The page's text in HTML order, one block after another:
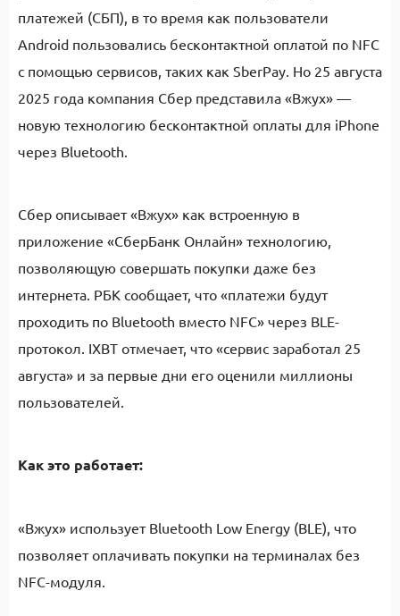
платежей (СБП), в то время как пользователи
Android пользовались бесконтактной оплатой по NFC
с помощью сервисов, таких как SberPay. Но 25 августа
2025 года компания Сбер представила «Вжух» —
новую технологию бесконтактной оплаты для iPhone
через Bluetooth.
Сбер описывает «Вжух» как встроенную в
приложение «СберБанк Онлайн» технологию,
позволяющую совершать покупки даже без
интернета. РБК сообщает, что «платежи будут
проходить по Bluetooth вместо NFC» через BLE-
протокол. IXBT отмечает, что «сервис заработал 25
августа» и за первые дни его оценили миллионы
пользователей.
Как это работает:
«Вжух» использует Bluetooth Low Energy (BLE), что
позволяет оплачивать покупки на терминалах без
NFC-модуля.